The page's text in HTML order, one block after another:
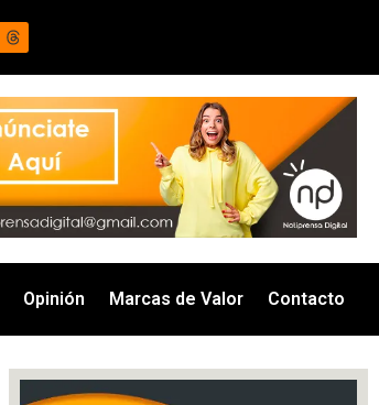
Opinión Marcas de Valor Contacto